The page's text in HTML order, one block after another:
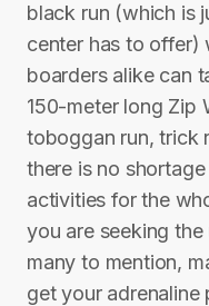
black run (which is
center has to offer)
boarders alike can
150-meter long Zip
toboggan run, trick
there is no
activities for the
you are seeking
many to mention,
get your adrenaline